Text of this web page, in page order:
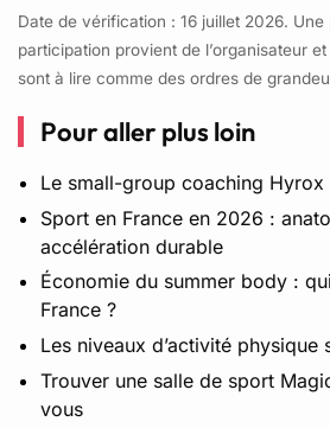
Date de vérification : 16 juillet 2026.
participation provient de l’organisateur
sont à lire comme des ordres de
Pour aller plus loin
Le small-group coaching Hyrox
Sport en France en 2026 :
accélération durable
Économie du summer body :
France ?
Les niveaux d’activité physique
Trouver une salle de sport
vous